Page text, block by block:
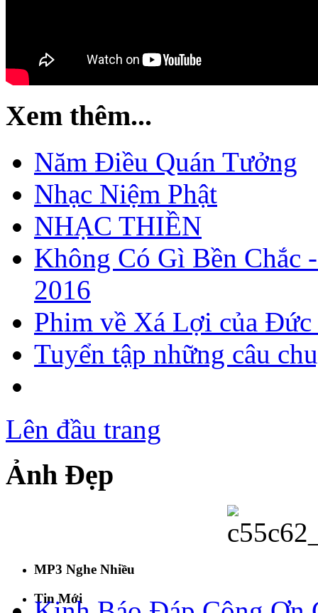
Xem thêm...
Năm Điều Quán Tưởng
Nhạc Niệm Phật
NHẠC THIỀN
Không Có Gì Bền Chắc
2016
Phim về Xá Lợi của Đức
Tuyển tập những câu
Lên đầu trang
Ảnh Đẹp
MP3 Nghe Nhiều
Tin Mới